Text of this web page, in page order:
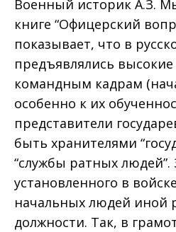
Военный историк А.З.
книге “Офицерский
показывает, что в
предъявлялись
командным кадрам
особенно к их
представители
быть хранителями
“службы ратных
установленного в
начальных людей иной
должности. Так, в